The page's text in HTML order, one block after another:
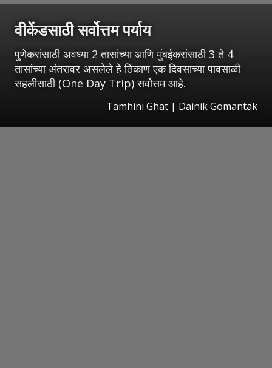
वीकेंडसाठी सर्वोत्तम पर्याय
पुणेकरांसाठी अवघ्या 2 तासांच्या आणि मुंबईकरांसाठी 3 ते 4
तासांच्या अंतरावर असलेले हे ठिकाण एक दिवसाच्या पावसाळी
सहलीसाठी (One Day Trip) सर्वोत्तम आहे.
Tamhini Ghat | Dainik Gomantak